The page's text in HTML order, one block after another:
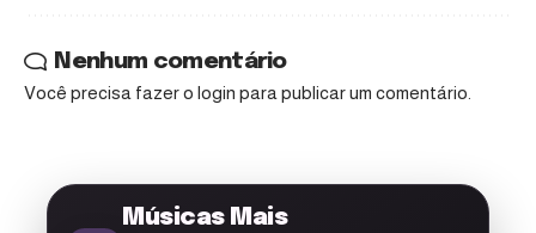
Nenhum comentário
Você precisa fazer o login para publicar um comentário.
Músicas Mais